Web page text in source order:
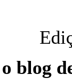
blog